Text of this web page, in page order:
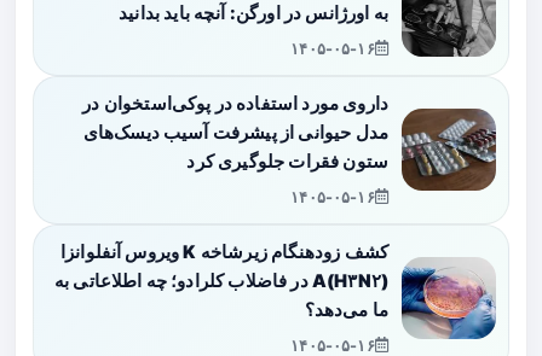
به اورژانس در اورگن: آنچه باید بدانید
۱۴۰۵-۰۵-۱۶
داروی مورد استفاده در پوکی‌استخوان در
مدل حیوانی از پیشرفت آسیب دیسک‌های
ستون فقرات جلوگیری کرد
۱۴۰۵-۰۵-۱۶
کشف زودهنگام زیرشاخه K ویروس آنفلوانزا
A(H۳N۲) در فاضلاب کلرادو؛ چه اطلاعاتی به
ما می‌دهد؟
۱۴۰۵-۰۵-۱۶